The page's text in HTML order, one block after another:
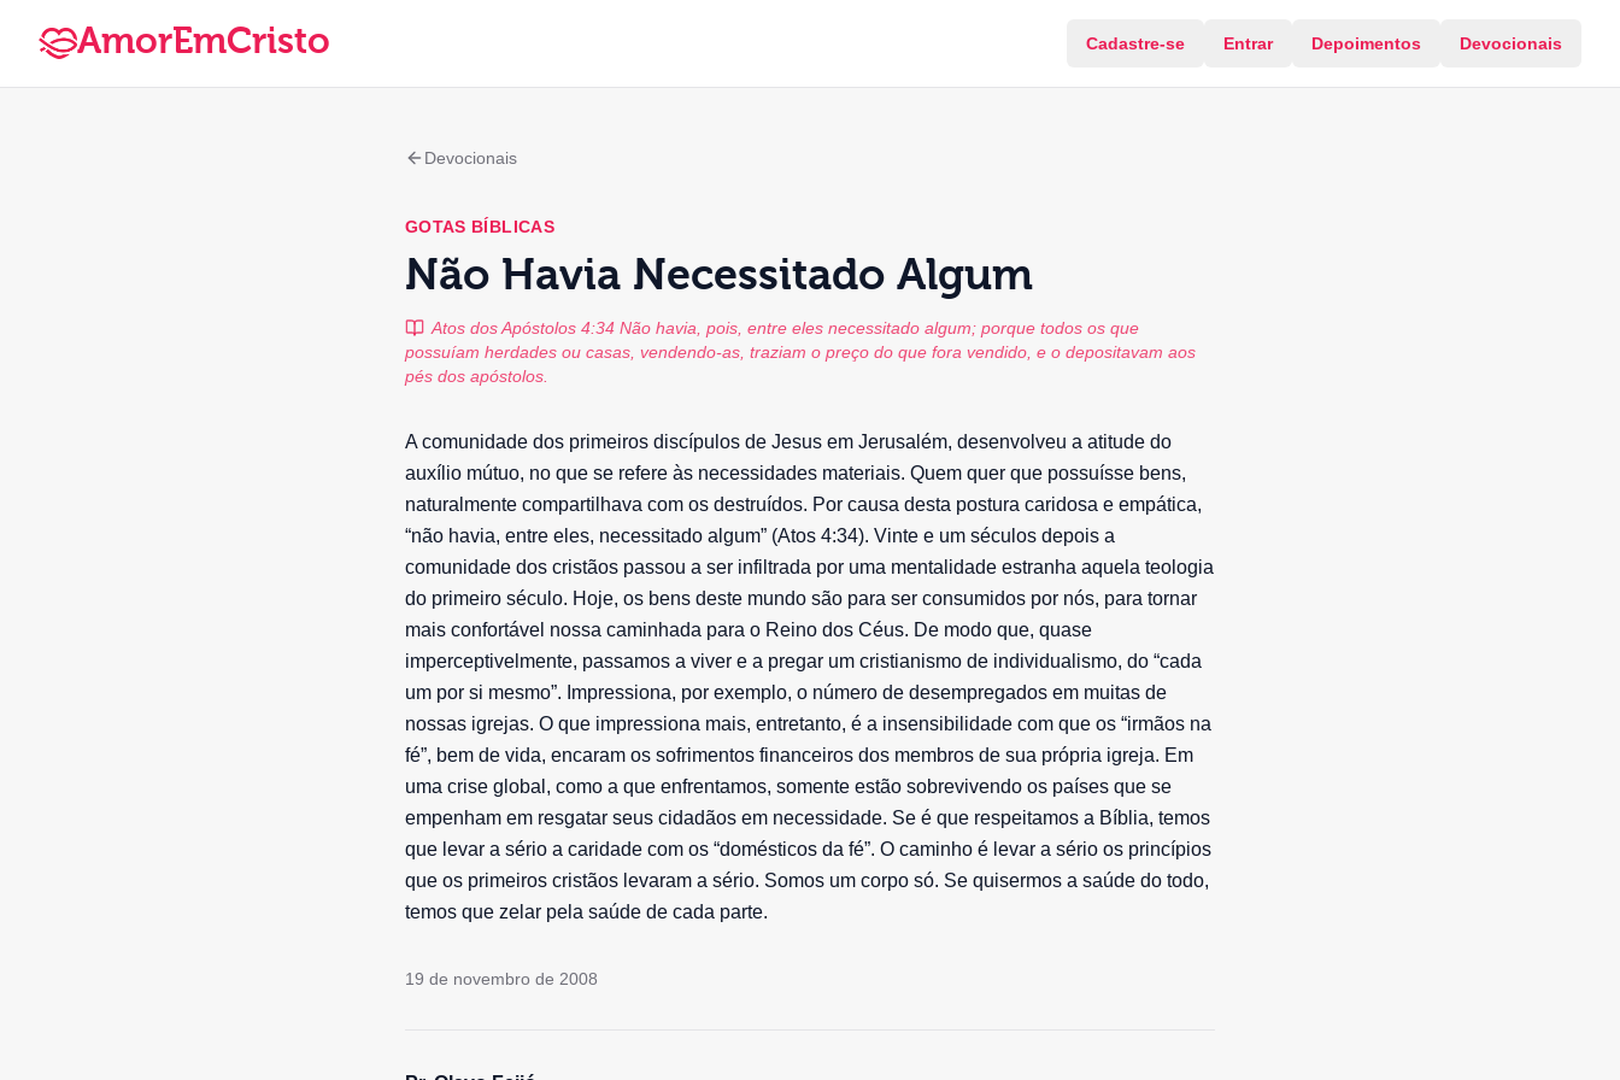
AmorEmCristo Cadastre-se Entrar Depoimentos Devocionais
Devocionais
GOTAS BÍBLICAS
Não Havia Necessitado Algum
Atos dos Apóstolos 4:34 Não havia, pois, entre eles necessitado algum; porque todos os que
possuíam herdades ou casas, vendendo-as, traziam o preço do que fora vendido, e o depositavam aos
pés dos apóstolos.
A comunidade dos primeiros discípulos de Jesus em Jerusalém, desenvolveu a atitude do
auxílio mútuo, no que se refere às necessidades materiais. Quem quer que possuísse bens,
naturalmente compartilhava com os destruídos. Por causa desta postura caridosa e empática,
“não havia, entre eles, necessitado algum” (Atos 4:34). Vinte e um séculos depois a
comunidade dos cristãos passou a ser infiltrada por uma mentalidade estranha aquela teologia
do primeiro século. Hoje, os bens deste mundo são para ser consumidos por nós, para tornar
mais confortável nossa caminhada para o Reino dos Céus. De modo que, quase
imperceptivelmente, passamos a viver e a pregar um cristianismo de individualismo, do “cada
um por si mesmo”. Impressiona, por exemplo, o número de desempregados em muitas de
nossas igrejas. O que impressiona mais, entretanto, é a insensibilidade com que os “irmãos na
fé”, bem de vida, encaram os sofrimentos financeiros dos membros de sua própria igreja. Em
uma crise global, como a que enfrentamos, somente estão sobrevivendo os países que se
empenham em resgatar seus cidadãos em necessidade. Se é que respeitamos a Bíblia, temos
que levar a sério a caridade com os “domésticos da fé”. O caminho é levar a sério os princípios
que os primeiros cristãos levaram a sério. Somos um corpo só. Se quisermos a saúde do todo,
temos que zelar pela saúde de cada parte.
19 de novembro de 2008